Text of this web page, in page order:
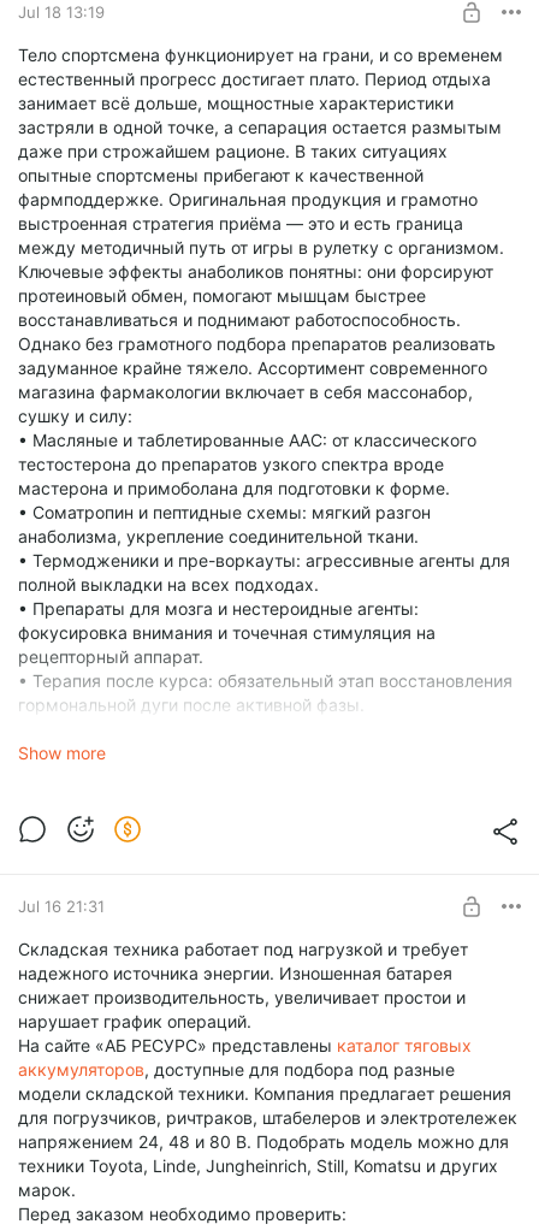
Jul 18 13:19
Тело спортсмена функционирует на грани, и со временем
естественный прогресс достигает плато. Период отдыха
занимает всё дольше, мощностные характеристики
застряли в одной точке, а сепарация остается размытым
даже при строжайшем рационе. В таких ситуациях
опытные спортсмены прибегают к качественной
фармподдержке. Оригинальная продукция и грамотно
выстроенная стратегия приёма — это и есть граница
между методичный путь от игры в рулетку с организмом.
Ключевые эффекты анаболиков понятны: они форсируют
протеиновый обмен, помогают мышцам быстрее
восстанавливаться и поднимают работоспособность.
Однако без грамотного подбора препаратов реализовать
задуманное крайне тяжело. Ассортимент современного
магазина фармакологии включает в себя массонабор,
сушку и силу:
• Масляные и таблетированные ААС: от классического
тестостерона до препаратов узкого спектра вроде
мастерона и примоболана для подготовки к форме.
• Соматропин и пептидные схемы: мягкий разгон
анаболизма, укрепление соединительной ткани.
• Термодженики и пре-воркауты: агрессивные агенты для
полной выкладки на всех подходах.
• Препараты для мозга и нестероидные агенты:
фокусировка внимания и точечная стимуляция на
рецепторный аппарат.
• Терапия после курса: обязательный этап восстановления
гормональной дуги после активной фазы.
Pharmacom и Balkan до стабильных заводов Европы и Азии,
выходит на первый план. Отгрузка с первых рук исключает
риск нарваться на подделку или сомнительную
Основополагающая истина: топовые ААС бессильны без
правильного режима. Работа в зале должен быть выстроен
вокруг базовых движений с плавным ростом тоннажа.
Подключите к схеме не менее 50 мл воды на кг веса для
улучшения текучести и защиты сердца, грамотный
нутритивный план и восстановительный межкурсовой
период, и тогда весь вложенный ресурс конвертируется в
качественный профит.
В публикациях платформы собрана уникальная база
полезных гайдов. Никакой «воды» и перегруженных
формулировок, только реальный опыт атлетов, которые
тестировали курсы на себе. Вам доступны анализ рабочих
концентраций, аналитика связок типа «Дека vs Болд» и
рекомендации по построению циклов. Если задача
Show more
Jul 16 21:31
Складская техника работает под нагрузкой и требует
надежного источника энергии. Изношенная батарея
снижает производительность, увеличивает простои и
нарушает график операций.
На сайте «АБ РЕСУРС» представлены каталог тяговых
аккумуляторов, доступные для подбора под разные
модели складской техники. Компания предлагает решения
для погрузчиков, ричтраков, штабелеров и электротележек
напряжением 24, 48 и 80 В. Подобрать модель можно для
техники Toyota, Linde, Jungheinrich, Still, Komatsu и других
марок.
Перед заказом необходимо проверить: